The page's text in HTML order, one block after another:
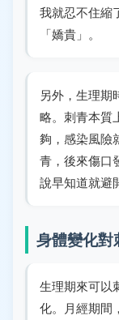
我就忍不住縮
「嬌貴」。
另外，生理期
略。刺青本質
夠，感染風險
青，後來傷口
說早知道就避
身體變化對
生理期來可以
化。月經期間